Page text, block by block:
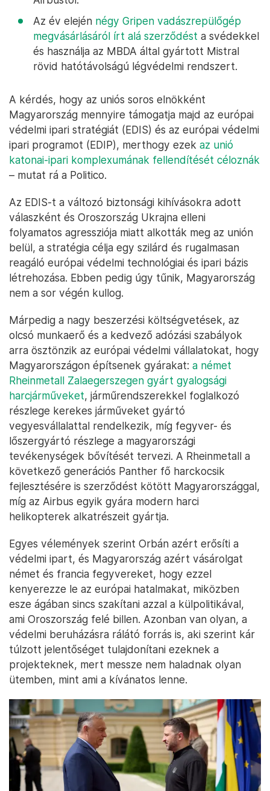
Az év elején négy Gripen vadászrepülőgép
megvásárlásáról írt alá szerződést a svédekkel
és használja az MBDA által gyártott Mistral
rövid hatótávolságú légvédelmi rendszert.
A kérdés, hogy az uniós soros elnökként
Magyarország mennyire támogatja majd az európai
védelmi ipari stratégiát (EDIS) és az európai védelmi
ipari programot (EDIP), merthogy ezek az unió
katonai-ipari komplexumának fellendítését céloznák
– mutat rá a Politico.
Az EDIS-t a változó biztonsági kihívásokra adott
válaszként és Oroszország Ukrajna elleni
folyamatos agressziója miatt alkották meg az unión
belül, a stratégia célja egy szilárd és rugalmasan
reagáló európai védelmi technológiai és ipari bázis
létrehozása. Ebben pedig úgy tűnik, Magyarország
nem a sor végén kullog.
Márpedig a nagy beszerzési költségvetések, az
olcsó munkaerő és a kedvező adózási szabályok
arra ösztönzik az európai védelmi vállalatokat, hogy
Magyarországon építsenek gyárakat: a német
Rheinmetall Zalaegerszegen gyárt gyalogsági
harcjárműveket, járműrendszerekkel foglalkozó
részlege kerekes járműveket gyártó
vegyesvállalattal rendelkezik, míg fegyver- és
lőszergyártó részlege a magyarországi
tevékenységek bővítését tervezi. A Rheinmetall a
következő generációs Panther fő harckocsik
fejlesztésére is szerződést kötött Magyarországgal,
míg az Airbus egyik gyára modern harci
helikopterek alkatrészeit gyártja.
Egyes vélemények szerint Orbán azért erősíti a
védelmi ipart, és Magyarország azért vásárolgat
német és francia fegyvereket, hogy ezzel
kenyerezze le az európai hatalmakat, miközben
esze ágában sincs szakítani azzal a külpolitikával,
ami Oroszország felé billen. Azonban van olyan, a
védelmi beruházásra rálátó forrás is, aki szerint kár
túlzott jelentőséget tulajdonítani ezeknek a
projekteknek, mert messze nem haladnak olyan
ütemben, mint ami a kívánatos lenne.